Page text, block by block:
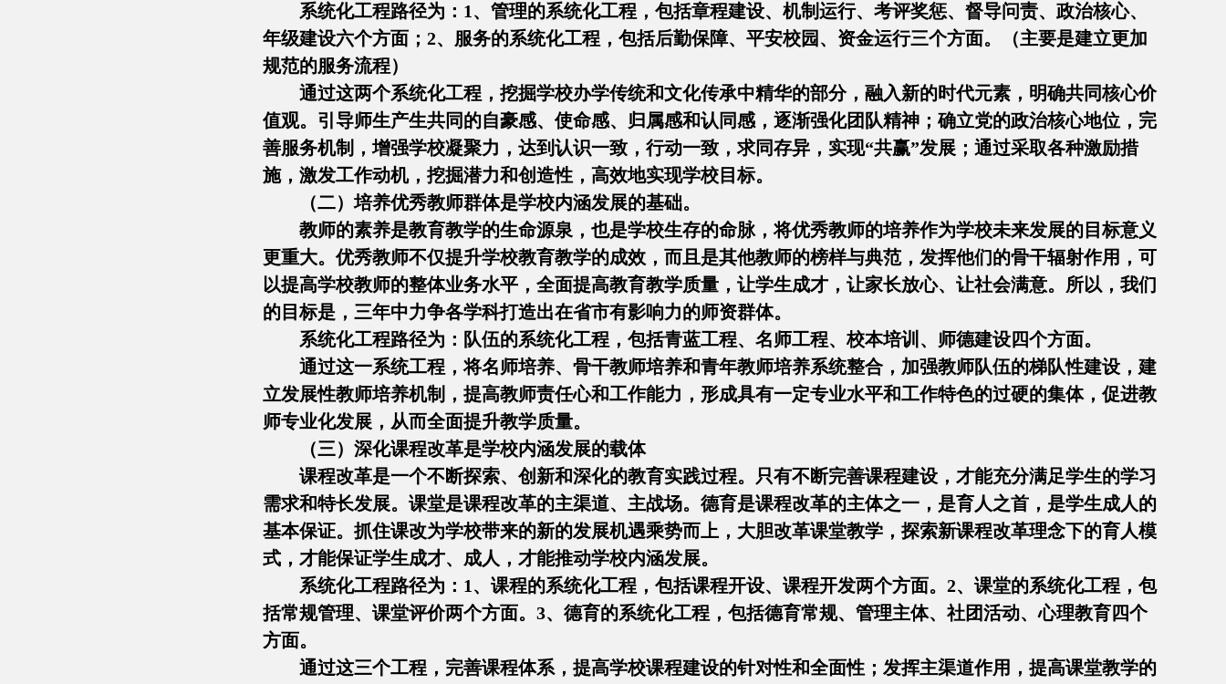
系统化工程路径为：1、管理的系统化工程，包括章程建设、机制运行、考评奖惩、督导问责、政治核心、
年级建设六个方面；2、服务的系统化工程，包括后勤保障、平安校园、资金运行三个方面。（主要是建立更加
规范的服务流程）
通过这两个系统化工程，挖掘学校办学传统和文化传承中精华的部分，融入新的时代元素，明确共同核心价
值观。引导师生产生共同的自豪感、使命感、归属感和认同感，逐渐强化团队精神；确立党的政治核心地位，完
善服务机制，增强学校凝聚力，达到认识一致，行动一致，求同存异，实现“共赢”发展；通过采取各种激励措
施，激发工作动机，挖掘潜力和创造性，高效地实现学校目标。
（二）培养优秀教师群体是学校内涵发展的基础。
教师的素养是教育教学的生命源泉，也是学校生存的命脉，将优秀教师的培养作为学校未来发展的目标意义
更重大。优秀教师不仅提升学校教育教学的成效，而且是其他教师的榜样与典范，发挥他们的骨干辐射作用，可
以提高学校教师的整体业务水平，全面提高教育教学质量，让学生成才，让家长放心、让社会满意。所以，我们
的目标是，三年中力争各学科打造出在省市有影响力的师资群体。
系统化工程路径为：队伍的系统化工程，包括青蓝工程、名师工程、校本培训、师德建设四个方面。
通过这一系统工程，将名师培养、骨干教师培养和青年教师培养系统整合，加强教师队伍的梯队性建设，建
立发展性教师培养机制，提高教师责任心和工作能力，形成具有一定专业水平和工作特色的过硬的集体，促进教
师专业化发展，从而全面提升教学质量。
（三）深化课程改革是学校内涵发展的载体
课程改革是一个不断探索、创新和深化的教育实践过程。只有不断完善课程建设，才能充分满足学生的学习
需求和特长发展。课堂是课程改革的主渠道、主战场。德育是课程改革的主体之一，是育人之首，是学生成人的
基本保证。抓住课改为学校带来的新的发展机遇乘势而上，大胆改革课堂教学，探索新课程改革理念下的育人模
式，才能保证学生成才、成人，才能推动学校内涵发展。
系统化工程路径为：1、课程的系统化工程，包括课程开设、课程开发两个方面。2、课堂的系统化工程，包
括常规管理、课堂评价两个方面。3、德育的系统化工程，包括德育常规、管理主体、社团活动、心理教育四个
方面。
通过这三个工程，完善课程体系，提高学校课程建设的针对性和全面性；发挥主渠道作用，提高课堂教学的